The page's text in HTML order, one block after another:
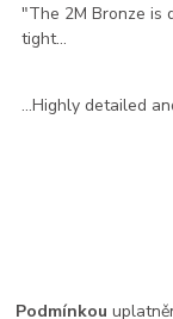
"The 2M Bronze is
tight...
...Highly detailed
Podmínkou